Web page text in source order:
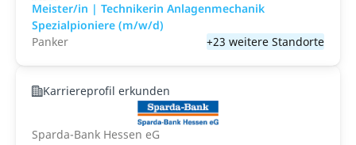
Meister/in | Technikerin Anlagenmechanik
Spezialpioniere (m/w/d)
Panker
+23 weitere Standorte
Karriereprofil erkunden
Sparda-Bank Hessen eG